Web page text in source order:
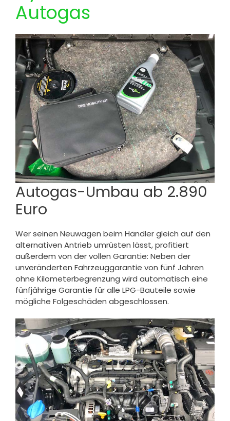
Autogas
Autogas-Umbau ab 2.890
Euro
Wer seinen Neuwagen beim Händler gleich auf den
alternativen Antrieb umrüsten lässt, profitiert
außerdem von der vollen Garantie: Neben der
unveränderten Fahrzeuggarantie von fünf Jahren
ohne Kilometerbegrenzung wird automatisch eine
fünfjährige Garantie für alle LPG-Bauteile sowie
mögliche Folgeschäden abgeschlossen.